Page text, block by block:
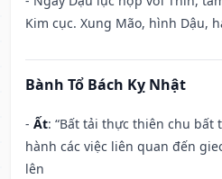
Kim cục. Xung Mão, hình Dậu,
Bành Tổ Bách Kỵ Nhật
- Ất: “Bất tải thực thiên chu bất
hành các việc liên quan đến
lên